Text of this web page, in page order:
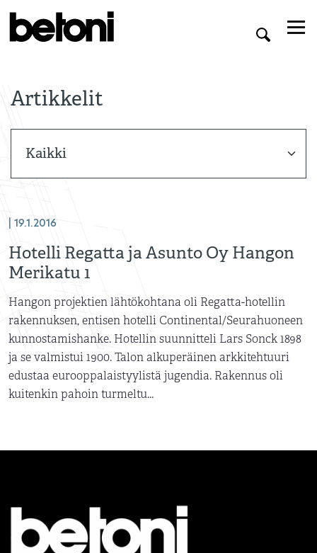
Artikkelit
| 19.1.2016
Hotelli Regatta ja Asunto Oy Hangon
Merikatu 1
Hangon projektien lähtökohtana oli Regatta-hotellin
rakennuksen, entisen hotelli Continental/Seurahuoneen
kunnostamishanke. Hotellin suunnitteli Lars Sonck 1898
ja se valmistui 1900. Talon alkuperäinen arkkitehtuuri
edustaa eurooppalaistyylistä jugendia. Rakennus oli
kuitenkin pahoin turmeltu...